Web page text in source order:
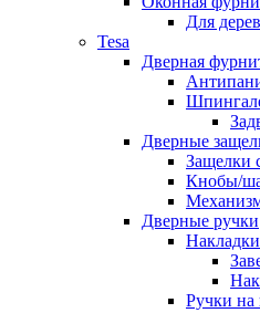
Для
Tesa
Дверная
Дверные
Защелки
Кнобы/
Дверные ручки
Ручки на